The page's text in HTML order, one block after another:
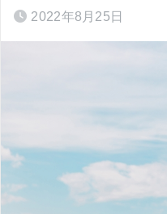
2022年8月25日